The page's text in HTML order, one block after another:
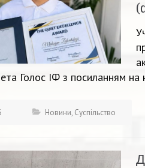
Голос ІФ з посиланням
Новини, Суспільство